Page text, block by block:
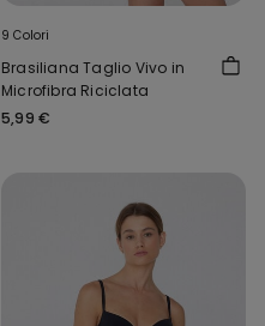
9 Colori
Brasiliana Taglio Vivo in
Microfibra Riciclata
5,99 €